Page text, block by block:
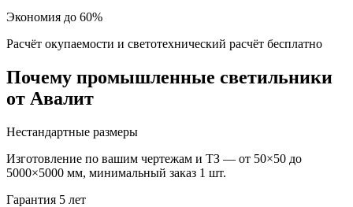
Экономия до 60%
Расчёт окупаемости и светотехнический расчёт бесплатно
Почему промышленные светильники
от Авалит
Нестандартные размеры
Изготовление по вашим чертежам и ТЗ — от 50×50 до
5000×5000 мм, минимальный заказ 1 шт.
Гарантия 5 лет